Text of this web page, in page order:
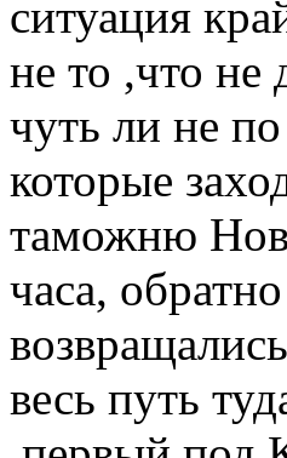
ситуация
не то ,что не
чуть ли не
которые
таможню
часа,
весь путь